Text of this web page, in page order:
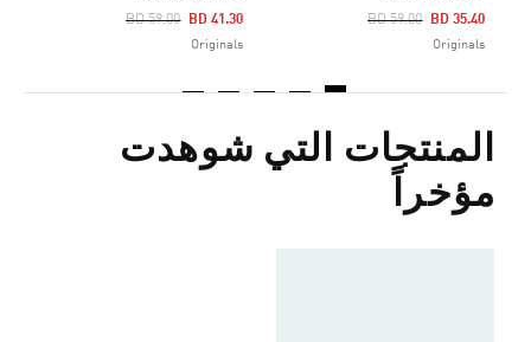
Price Reduced From
BD 59.00
To BD 35.40
Originals
Price Reduced From
BD 59.00
To BD 41.30
Originals
المنتجات التي شوهدت
مؤخراً